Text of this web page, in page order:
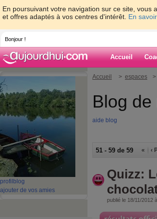
En poursuivant votre navigation sur ce site, vous
et offres adaptés à vos centres d'intérêt. En
Bonjour !
Accueil
profil blog
ajouter de vos amies
Accueil > espaces >
Blog
aide blog
51 - 59 de 59 « ‹
Quizz:
publié le 18/11/2012